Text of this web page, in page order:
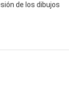
de los dibujos